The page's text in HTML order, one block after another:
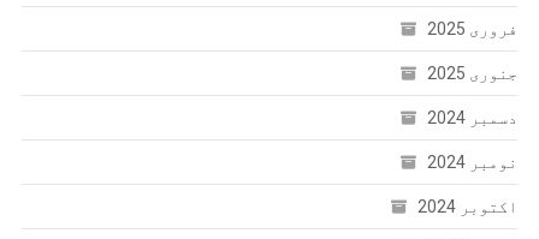
فروری 2025
جنوری 2025
دسمبر 2024
نومبر 2024
اکتوبر 2024